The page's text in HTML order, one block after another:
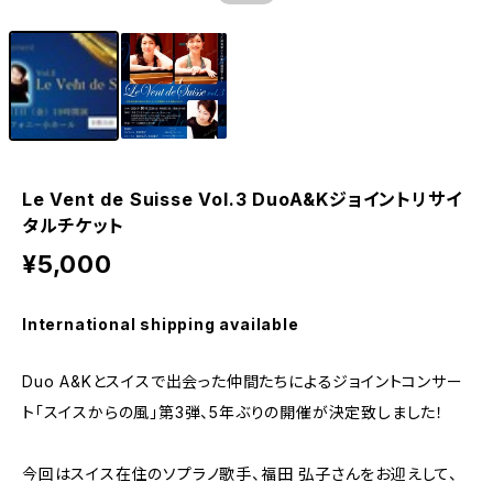
Le Vent de Suisse Vol.3 DuoA&Kジョイントリサイ
タルチケット
¥5,000
International shipping available
Duo A&Kとスイスで出会った仲間たちによるジョイントコンサー
ト「スイスからの風」第3弾、5年ぶりの開催が決定致しました！
今回はスイス在住のソプラノ歌手、福田 弘子さんをお迎えして、